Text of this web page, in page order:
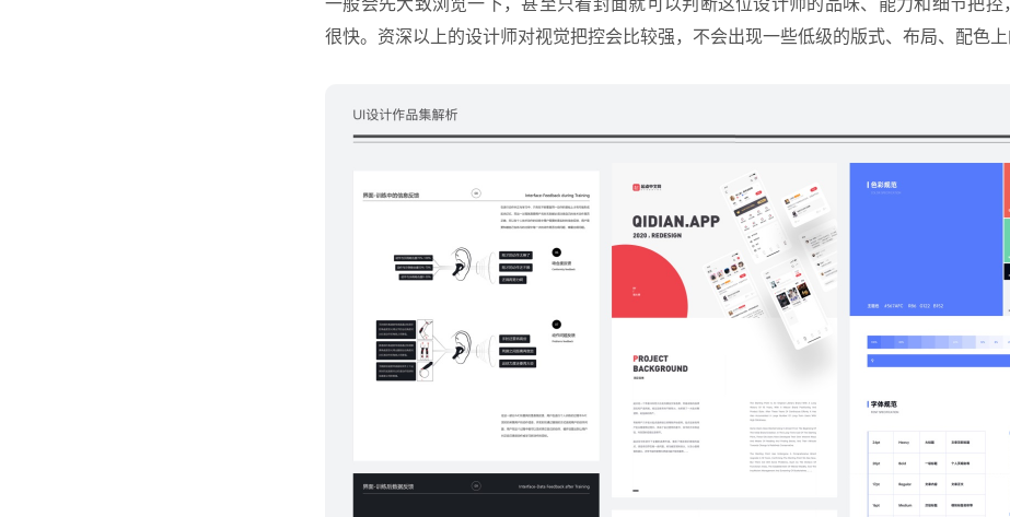
很快。资深以上的设计师对视觉把控会比较强，不会出现一些低级的版式、布局、配色上